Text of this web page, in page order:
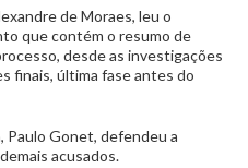
de Moraes, leu o
que contém o resumo de
desde as investigações
finais, última fase antes do
Paulo Gonet, defendeu a
acusados.